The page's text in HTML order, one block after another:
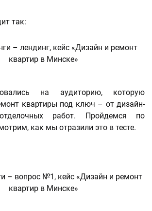
так:
на аудиторию, которую
квартиры под ключ – от дизайн-
работ. Пройдемся по
как мы отразили это в тесте.